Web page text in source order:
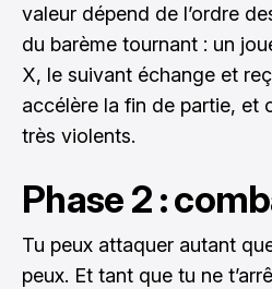
valeur dépend de l’ordre
du barème tournant : un
X, le suivant échange et
accélère la fin de partie, et
très violents.
Phase 2 :
Tu peux attaquer autant
peux. Et tant que tu ne